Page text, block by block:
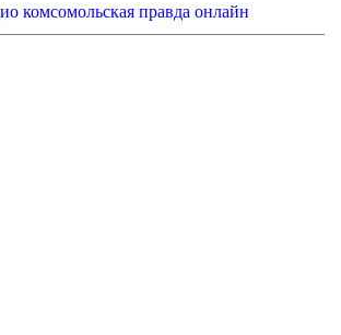
комсомольская правда онлайн